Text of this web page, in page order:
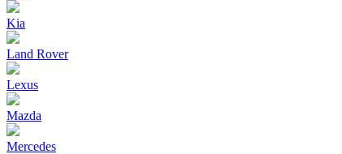
Kia
Land Rover
Lexus
Mazda
Mercedes